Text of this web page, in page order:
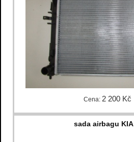
Cena: 2 200 Kč
sada airbagu KIA